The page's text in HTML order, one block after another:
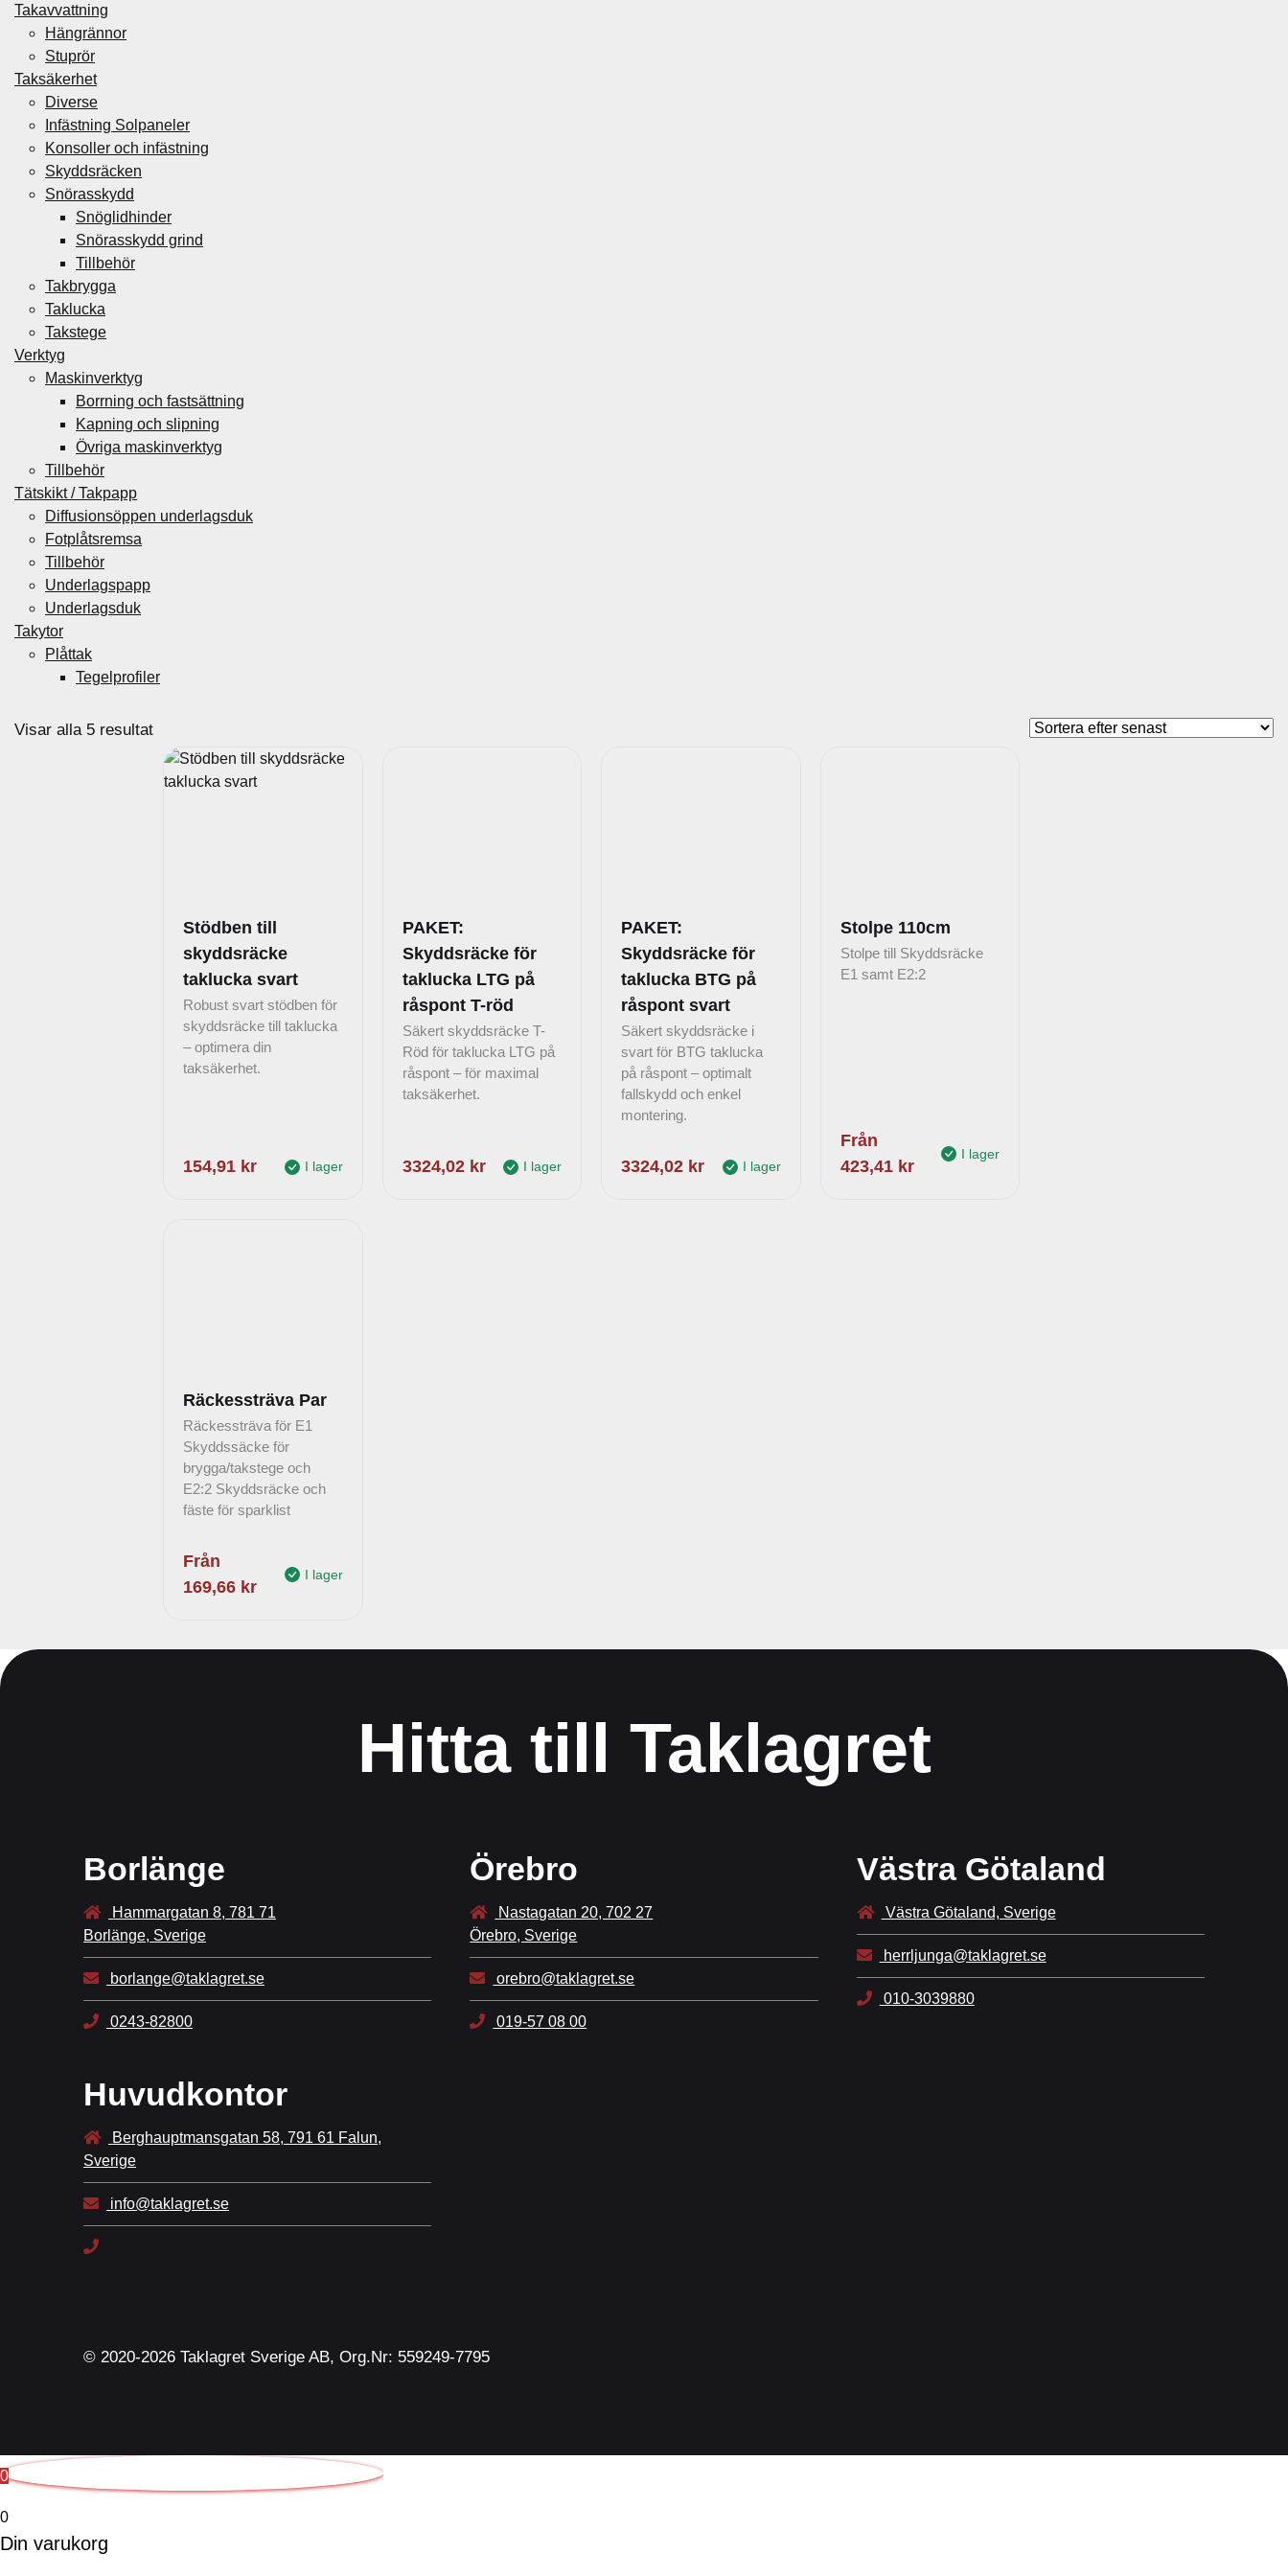
Takavvattning
Hängrännor
Stuprör
Taksäkerhet
Diverse
Infästning Solpaneler
Konsoller och infästning
Skyddsräcken
Snörasskydd
Snöglidhinder
Snörasskydd grind
Tillbehör
Takbrygga
Taklucka
Takstege
Verktyg
Maskinverktyg
Borrning och fastsättning
Kapning och slipning
Övriga maskinverktyg
Tillbehör
Tätskikt / Takpapp
Diffusionsöppen underlagsduk
Fotplåtsremsa
Tillbehör
Underlagspapp
Underlagsduk
Takytor
Plåttak
Tegelprofiler
Visar alla 5 resultatS
Stödben till
skyddsräcke
taklucka svart
Robust svart stödben för
skyddsräcke till taklucka
– optimera din
taksäkerhet.
154,91 kr I lager
PAKET:
Skyddsräcke för
taklucka LTG på
råspont T-röd
Säkert skyddsräcke T-
Röd för taklucka LTG på
råspont – för maximal
taksäkerhet.
3324,02 kr I lager
PAKET:
Skyddsräcke för
taklucka BTG på
råspont svart
Säkert skyddsräcke i
svart för BTG taklucka
på råspont – optimalt
fallskydd och enkel
montering.
3324,02 kr I lager
Stolpe 110cm
Stolpe till Skyddsräcke
E1 samt E2:2
Från
423,41 kr
I lager
Räckessträva Par
Räckessträva för E1
Skyddssäcke för
brygga/takstege och
E2:2 Skyddsräcke och
fäste för sparklist
Från
169,66 kr
I lager
Hitta till Taklagret
Borlänge
Hammargatan 8, 781 71
Borlänge, Sverige
borlange@taklagret.se
0243-82800
Örebro
Nastagatan 20, 702 27
Örebro, Sverige
orebro@taklagret.se
019-57 08 00
Västra Götaland
Västra Götaland, Sverige
herrljunga@taklagret.se
010-3039880
Huvudkontor
Berghauptmansgatan 58, 791 61 Falun,
Sverige
info@taklagret.se
© 2020-2026 Taklagret Sverige AB, Org.Nr: 559249-7795
0
0
Din varukorg